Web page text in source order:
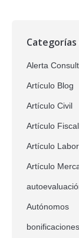
Alerta
Artículo Blog
Artículo Civil
Artículo Fiscal
Artículo
Artículo
Autónomos
bonificaciones